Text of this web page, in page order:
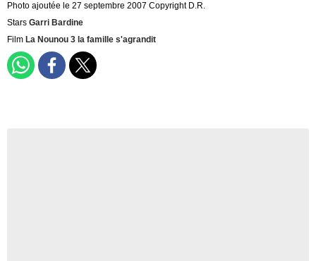
Photo ajoutée le 27 septembre 2007 Copyright D.R.
Stars Garri Bardine
Film La Nounou 3 la famille s'agrandit